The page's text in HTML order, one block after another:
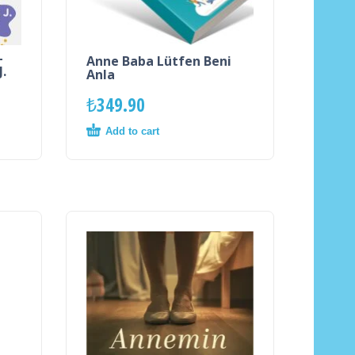
Anne Baba Lütfen Beni
Anla
₺349.90
Add to cart